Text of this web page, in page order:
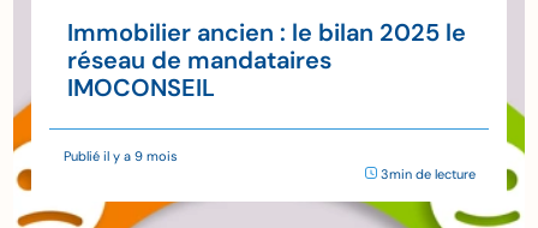
Immobilier ancien : le bilan 2025 le
réseau de mandataires
IMOCONSEIL
Publié il y a 9 mois
3min de lecture